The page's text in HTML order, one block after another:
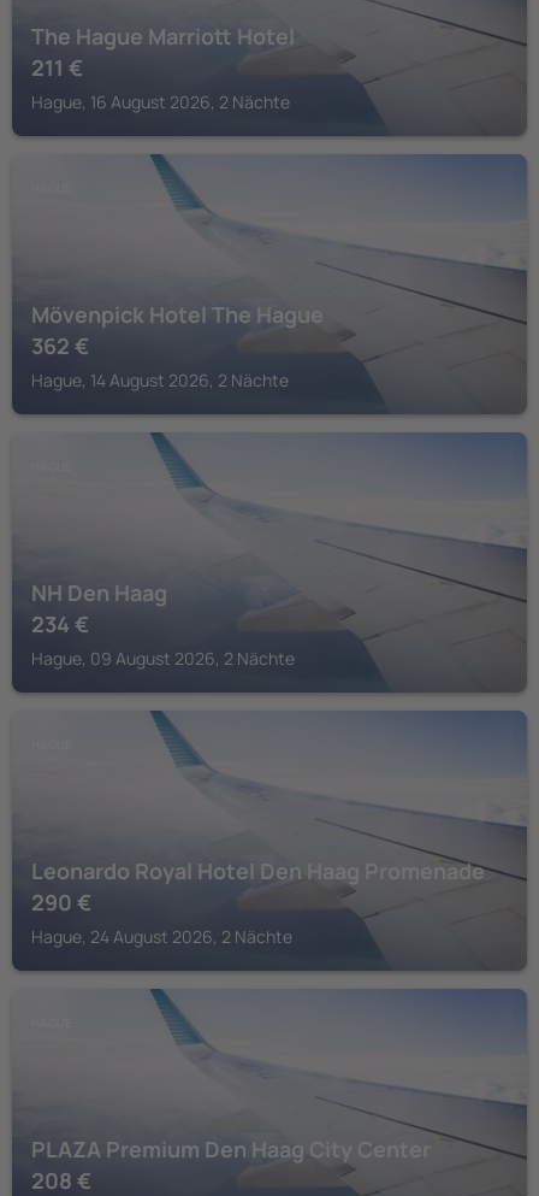
The Hague Marriott Hotel
211 €
Hague, 16 August 2026, 2 Nächte
Mövenpick Hotel The Hague
362 €
Hague, 14 August 2026, 2 Nächte
NH Den Haag
234 €
Hague, 09 August 2026, 2 Nächte
Leonardo Royal Hotel Den Haag Promenade
290 €
Hague, 24 August 2026, 2 Nächte
PLAZA Premium Den Haag City Center
208 €